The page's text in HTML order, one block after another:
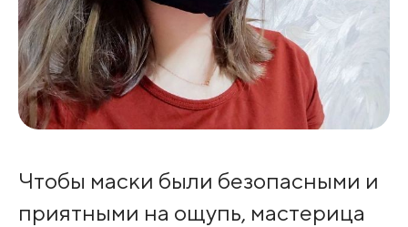
Чтобы маски были безопасными и
приятными на ощупь, мастерица